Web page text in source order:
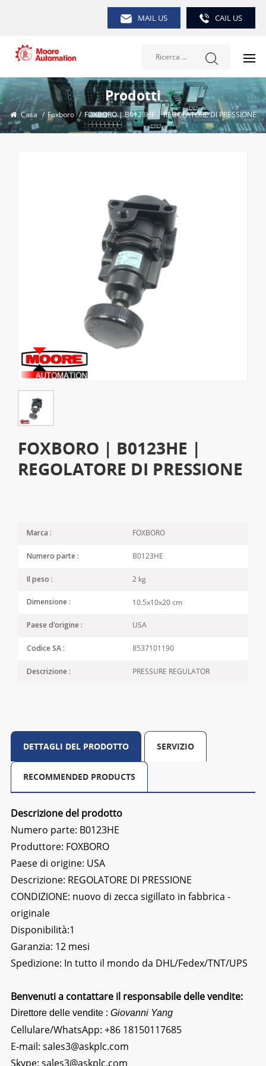
MAIL US CAIL US
Prodotti
Casa / Foxboro / FOXBORO | B0123HE | REGOLATORE DI PRESSIONE
FOXBORO | B0123HE |
REGOLATORE DI PRESSIONE
Marca : FOXBORO
Numero parte : B0123HE
Il peso : 2 kg
Dimensione : 10.5x10x20 cm
Paese d'origine : USA
Codice SA : 8537101190
Descrizione : PRESSURE REGULATOR
DETTAGLI DEL PRODOTTO SERVIZIO
RECOMMENDED PRODUCTS
Descrizione del prodotto
Numero parte: B0123HE
Produttore: FOXBORO
Paese di origine: USA
Descrizione: REGOLATORE DI PRESSIONE
CONDIZIONE: nuovo di zecca sigillato in fabbrica -
originale
Disponibilità:1
Garanzia: 12 mesi
Spedizione: In tutto il mondo da DHL/Fedex/TNT/UPS
Benvenuti a contattare il responsabile delle vendite:
Direttore delle vendite : Giovanni Yang
Cellulare/WhatsApp: +86 18150117685
E-mail: sales3@askplc.com
Skype: sales3@askplc.com